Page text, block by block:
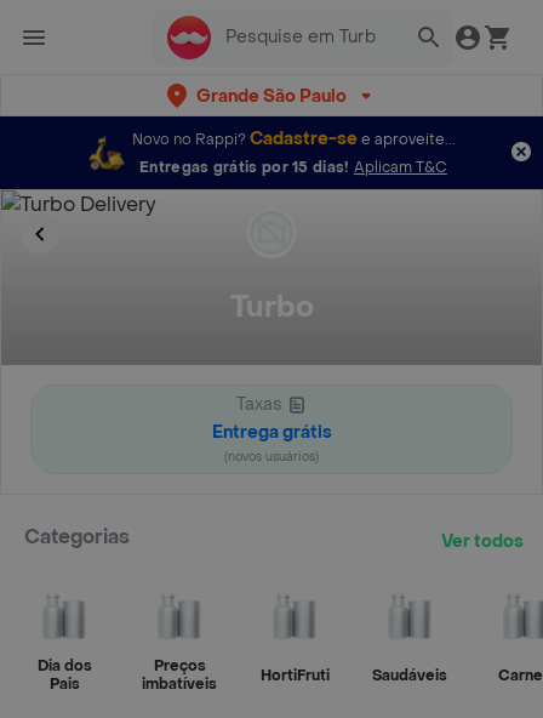
Grande São Paulo
Novo no Rappi? Cadastre-se e aproveite...
Entregas grátis por 15 dias! Aplicam T&C
Turbo
Taxas
Entrega grátis
(novos usuários)
Categorias Ver todos
Dia dos
Pais
Preços
imbatíveis
HortiFruti Saudáveis